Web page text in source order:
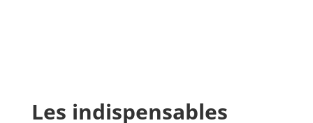
Les indispensables